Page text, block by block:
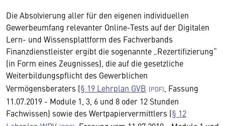
Die Absolvierung aller für den eigenen individuellen
Gewerbeumfang relevanter Online-Tests auf der Digitalen
Lern- und Wissensplattform des Fachverbands
Finanzdienstleister ergibt die sogenannte „Rezertifizierung“
(in Form eines Zeugnisses), die auf die gesetzliche
Weiterbildungspflicht des Gewerblichen
Vermögensberaters (§ 19 Lehrplan GVB
, Fassung
11.07.2019 - Module 1, 3, 6 und 8 oder 12 Stunden
Fachwissen) sowie des Wertpapiervermittlers (§ 12